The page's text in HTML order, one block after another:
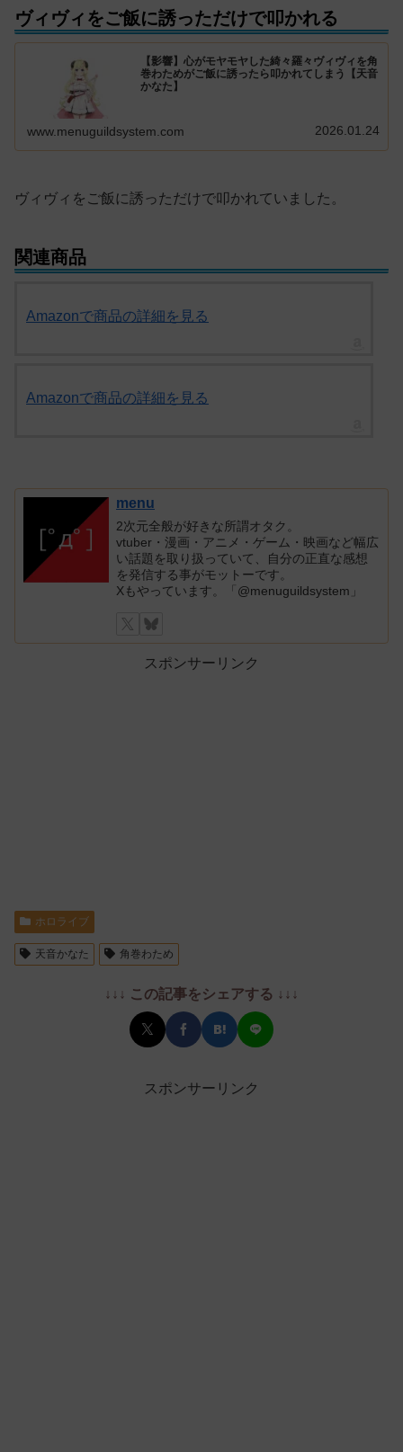
ヴィヴィをご飯に誘っただけで叩かれる
【影響】心がモヤモヤした綺々羅々ヴィヴィを角
巻わためがご飯に誘ったら叩かれてしまう【天音
かなた】
www.menuguildsystem.com 2026.01.24
ヴィヴィをご飯に誘っただけで叩かれていました。
関連商品
Amazonで商品の詳細を見る
Amazonで商品の詳細を見る
menu
2次元全般が好きな所謂オタク。
vtuber・漫画・アニメ・ゲーム・映画など幅広
い話題を取り扱っていて、自分の正直な感想
を発信する事がモットーです。
Xもやっています。「@menuguildsystem」
スポンサーリンク
ホロライブ
天音かなた 角巻わため
↓↓↓ この記事をシェアする ↓↓↓
スポンサーリンク